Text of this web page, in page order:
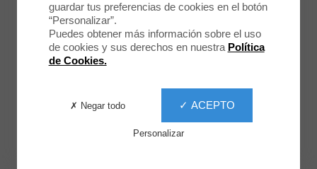
guardar tus preferencias de cookies en el botón
“Personalizar”.
Puedes obtener más información sobre el uso
de cookies y sus derechos en nuestra Política
de Cookies.
✓ ACEPTO
✗ Negar todo
Personalizar